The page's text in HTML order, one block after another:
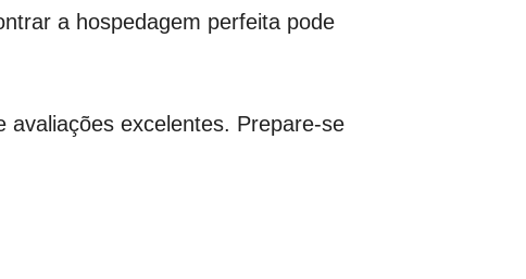
a hospedagem perfeita pode
avaliações excelentes. Prepare-se